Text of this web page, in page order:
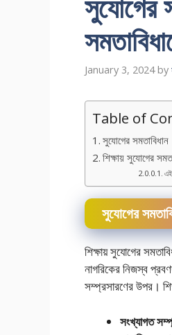
January 3, 2024 by
Table of
সুযােগের সমতাবিধান
শিক্ষায় সুযােগের
সুযােগের
শিক্ষায় সুযােগের
নাগরিকের নিজস্ব
সম্প্রসারণের উপর।
সংখ্যাগত